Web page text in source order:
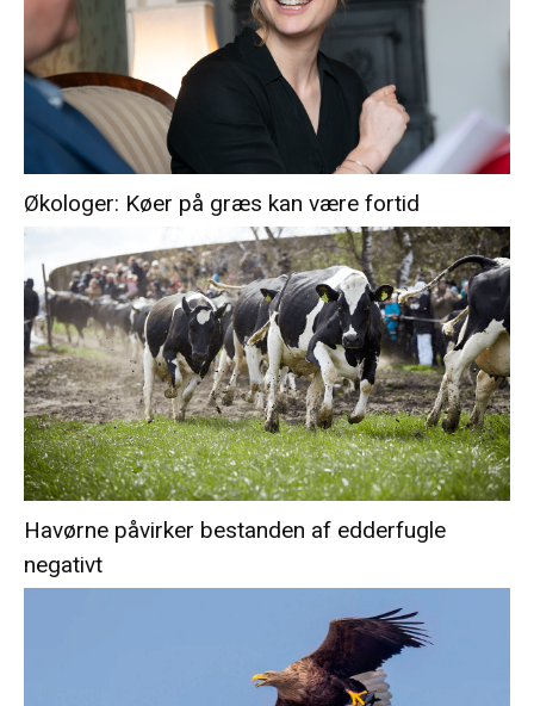
Økologer: Køer på græs kan være fortid
Havørne påvirker bestanden af edderfugle
negativt